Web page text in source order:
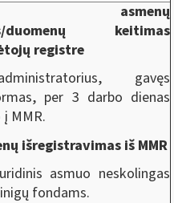
asmenų
duomenų keitimas
registre
gavęs
per 3 darbo dienas
MMR.
išregistravimas iš MMR
asmuo neskolingas
fondams.